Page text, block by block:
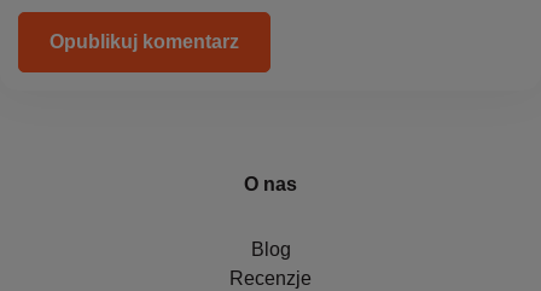
Opublikuj komentarz
O nas
Blog
Recenzje